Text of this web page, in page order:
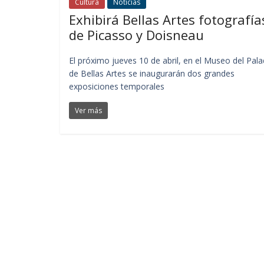
Cultura Noticias
Exhibirá Bellas Artes
de Picasso y Doisneau
El próximo jueves 10 de abril, en el Museo del
de Bellas Artes se inaugurarán dos grandes
exposiciones temporales
Ver más